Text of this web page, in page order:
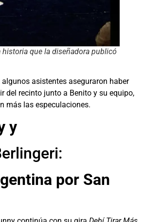
historia que la diseñadora publicó
asistentes aseguraron haber
del recinto junto a Benito y su equipo,
más las especulaciones.
y
por San